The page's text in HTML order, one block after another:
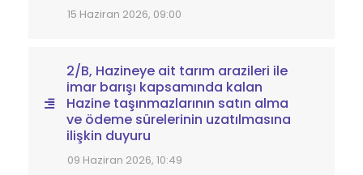
15 Haziran 2026, 09:00
2/B, Hazineye ait tarım arazileri ile
imar barışı kapsamında kalan
Hazine taşınmazlarının satın alma
ve ödeme sürelerinin uzatılmasına
ilişkin duyuru
09 Haziran 2026, 10:49